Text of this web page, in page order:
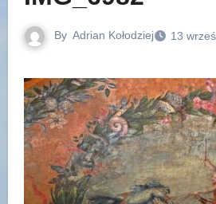
By Adrian Kołodziej 13